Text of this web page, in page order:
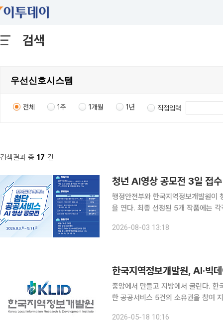
검색
전체 1주 1개월 1년 직접입력
검색결과 총 17 건
청년 AI영상 공모전 3일 접
행정안전부와 한국지역정보개발원이
을 연다. 최종 선정된 5개 작품에는 각각 100만 원
2026-08-03 13:18
중앙에서 만들고 지방에서 굴린다.
한 공공서비스 5건의 소유권을 참여
개발원은 이날 '2025년 첨단정보기
2026-05-18 10:16